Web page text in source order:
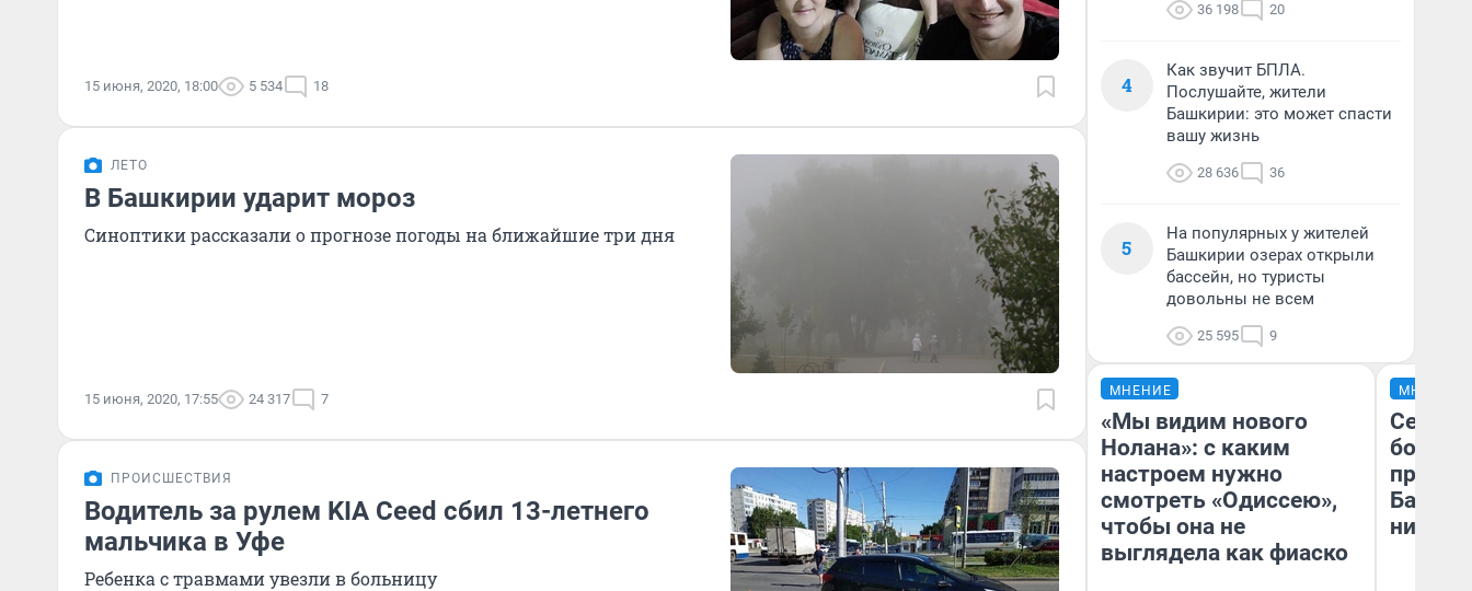
15 июня, 2020, 18:00 5 534 18
ЛЕТО
В Башкирии ударит мороз
Синоптики рассказали о прогнозе погоды на ближайшие три дня
15 июня, 2020, 17:55 24 317 7
ПРОИСШЕСТВИЯ
Водитель за рулем KIA Ceed сбил 13-летнего
мальчика в Уфе
Ребенка с травмами увезли в больницу
36 198 20
4
Как звучит БПЛА.
Послушайте, жители
Башкирии: это может спасти
вашу жизнь
28 636 36
5
На популярных у жителей
Башкирии озерах открыли
бассейн, но туристы
довольны не всем
25 595 9
МНЕНИЕ
«Мы видим нового
Нолана»: с каким
настроем нужно
смотреть «Одиссею»,
чтобы она не
выглядела как фиаско
МНЕНИЕ
Север
них